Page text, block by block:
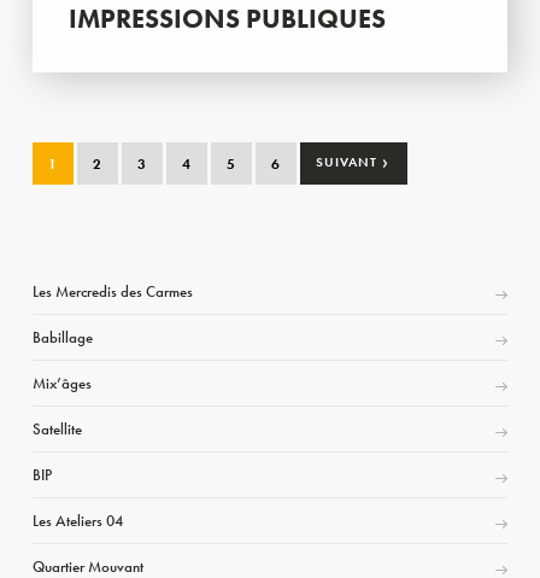
IMPRESSIONS PUBLIQUES
1 2 3 4 5 6 SUIVANT ›
Les Mercredis des Carmes
Babillage
Mix’âges
Satellite
BIP
Les Ateliers 04
Quartier Mouvant